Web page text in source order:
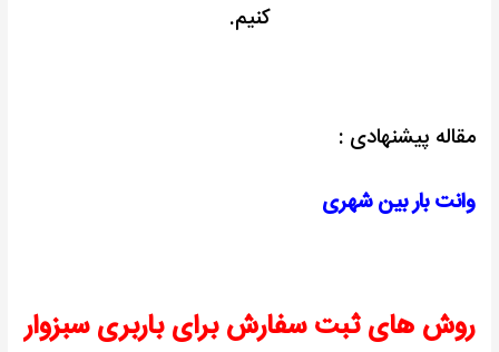
کنیم.
مقاله پیشنهادی :
وانت بار بین شهری
روش های ثبت سفارش برای باربری سبزوار